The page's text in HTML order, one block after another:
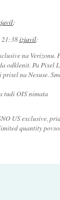
:
21:38izjavil:
na Verizonu.
odklenit. Pa Pixel
na Nexuse.
tudi OIS nimata
US exclusive,
quantity